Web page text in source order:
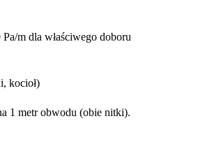
m dla właściwego doboru
kocioł)
1 metr obwodu (obie nitki).